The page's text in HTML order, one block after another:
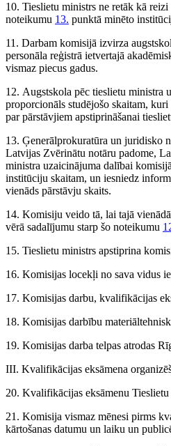
10. Tieslietu ministrs ne retāk kā
noteikumu 13. punktā minēto
11. Darbam komisijā izvirza
personāla reģistrā ietvertajā
vismaz piecus gadus.
12. Augstskola pēc tieslietu ministra
proporcionāls studējošo skaitam,
par pārstāvjiem apstiprināšanai
13. Ģenerālprokuratūra un juridisko
Latvijas Zvērinātu notāru padome,
ministra uzaicinājuma dalībai
institūciju skaitam, un iesniedz
vienāds pārstāvju skaits.
14. Komisiju veido tā, lai tajā
vērā sadalījumu starp šo noteikumu
15. Tieslietu ministrs apstiprina
16. Komisijas locekļi no sava vidus
17. Komisijas darbu, kvalifikācijas
18. Komisijas darbību
19. Komisijas darba telpas atrodas
III. Kvalifikācijas eksāmena
20. Kvalifikācijas eksāmenu Tieslietu
21. Komisija vismaz mēnesi pirms
kārtošanas datumu un laiku un